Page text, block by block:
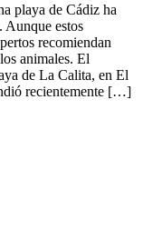
playa de Cádiz ha
Aunque estos
recomiendan
animales. El
de La Calita, en El
recientemente […]